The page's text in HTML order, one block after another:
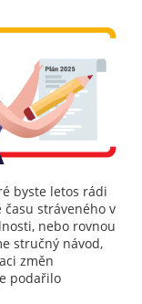
byste letos rádi
stráveného v
nebo rovnou
stručný návod,
změn
podařilo